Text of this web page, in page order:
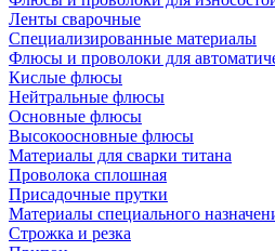
Ленты сварочные
Специализированные материалы
Флюсы и проволоки для
Кислые флюсы
Нейтральные флюсы
Основные флюсы
Высокоосновные флюсы
Материалы для сварки титана
Проволока сплошная
Присадочные прутки
Материалы специального
Строжка и резка